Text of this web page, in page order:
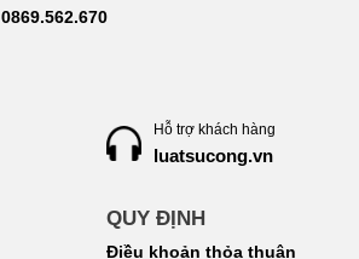
0869.562.670
Hỗ trợ khách hàng
luatsucong.vn
QUY ĐỊNH
Điều khoản thỏa thuận